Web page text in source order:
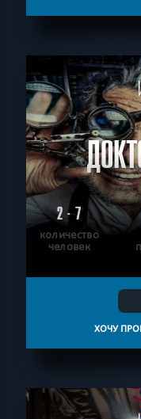
2 - 7
количество
человек
ХОЧУ